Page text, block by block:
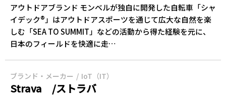
アウトドアブランド モンベルが独自に開発した自転車「シャ
イデック®」はアウトドアスポーツを通じて広大な自然を楽
しむ「SEA TO SUMMIT」などの活動から得た経験を元に、
日本のフィールドを快適に走…
ブランド・メーカー IoT（IT）
Strava /ストラバ